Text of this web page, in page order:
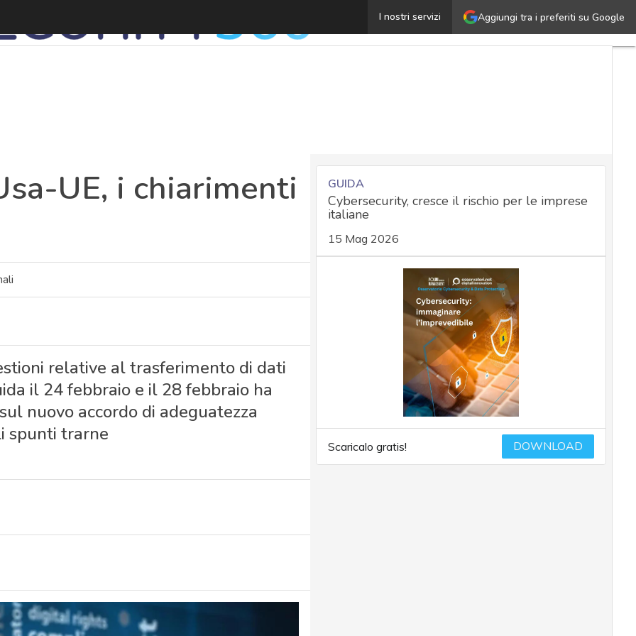
Aggiungi tra i preferiti su Google
I nostri servizi
Trasferimenti dati Usa-UE, i chiarimenti e i timori di
UE, i chiarimenti
relative al trasferimento di dati
il 24 febbraio e il 28 febbraio ha
nuovo accordo di adeguatezza
spunti trarne
GUIDA
Cybersecurity, cresce il rischio per le imprese
italiane
15 Mag 2026
Scaricalo gratis! DOWNLOAD